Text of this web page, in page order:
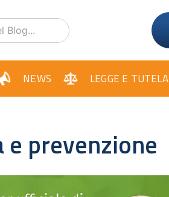
NEWS LEGGE E TUTELA
prevenzione